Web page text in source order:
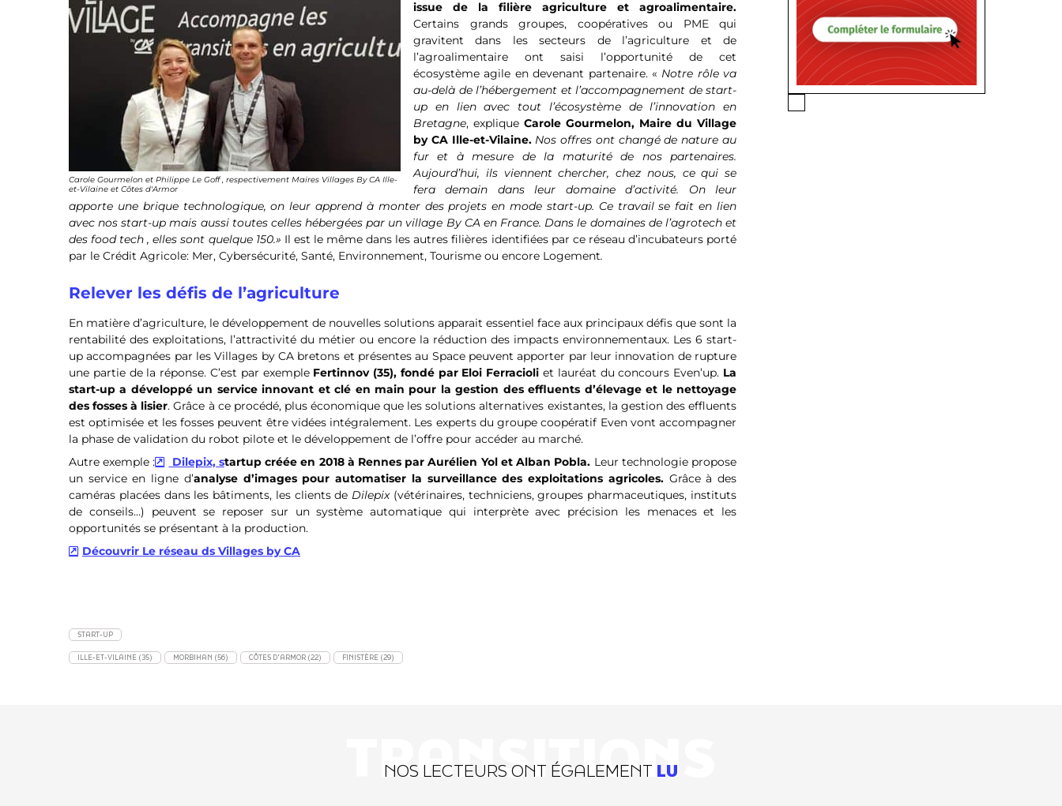
Carole Gourmelon et Philippe Le Goff , respectivement Maires Villages By CA Ille-
et-Vilaine et Côtes d'Armor
issue de la filière agriculture et agroalimentaire.
Certains grands groupes, coopératives ou PME qui
gravitent dans les secteurs de l’agriculture et de
l’agroalimentaire ont saisi l’opportunité de cet
écosystème agile en devenant partenaire. « Notre rôle va
au-delà de l’hébergement et l’accompagnement de start-
up en lien avec tout l’écosystème de l’innovation en
Bretagne, explique Carole Gourmelon, Maire du Village
by CA Ille-et-Vilaine. Nos offres ont changé de nature au
fur et à mesure de la maturité de nos partenaires.
Aujourd’hui, ils viennent chercher, chez nous, ce qui se
fera demain dans leur domaine d’activité. On leur
apporte une brique technologique, on leur apprend à monter des projets en mode start-up. Ce travail se fait en lien
avec nos start-up mais aussi toutes celles hébergées par un village By CA en France. Dans le domaines de l’agrotech et
des food tech , elles sont quelque 150.» Il est le même dans les autres filières identifiées par ce réseau d’incubateurs porté
par le Crédit Agricole: Mer, Cybersécurité, Santé, Environnement, Tourisme ou encore Logement.
Relever les défis de l’agriculture
En matière d’agriculture, le développement de nouvelles solutions apparait essentiel face aux principaux défis que sont la
rentabilité des exploitations, l’attractivité du métier ou encore la réduction des impacts environnementaux. Les 6 start-
up accompagnées par les Villages by CA bretons et présentes au Space peuvent apporter par leur innovation de rupture
une partie de la réponse. C’est par exemple Fertinnov (35), fondé par Eloi Ferracioliet lauréat du concours Even’up. La
start-up a développé un service innovant et clé en main pour la gestion des effluents d’élevage et le nettoyage
des fosses à lisier. Grâce à ce procédé, plus économique que les solutions alternatives existantes, la gestion des effluents
est optimisée et les fosses peuvent être vidées intégralement. Les experts du groupe coopératif Even vont accompagner
la phase de validation du robot pilote et le développement de l’offre pour accéder au marché.
Autre exemple :
Dilepix, startup créée en 2018 à Rennes par Aurélien Yol et Alban Pobla. Leur technologie propose
un service en ligne d’analyse d’images pour automatiser la surveillance des exploitations agricoles.Grâce à des
caméras placées dans les bâtiments, les clients de Dilepix (vétérinaires, techniciens, groupes pharmaceutiques, instituts
de conseils…) peuvent se reposer sur un système automatique qui interprète avec précision les menaces et les
opportunités se présentant à la production.
Découvrir Le réseau ds Villages by CA
START-UP
ILLE-ET-VILAINE (35) MORBIHAN (56) CÔTES D'ARMOR (22) FINISTÈRE (29)
TRANSITIONS
NOS LECTEURS ONT ÉGALEMENT LU